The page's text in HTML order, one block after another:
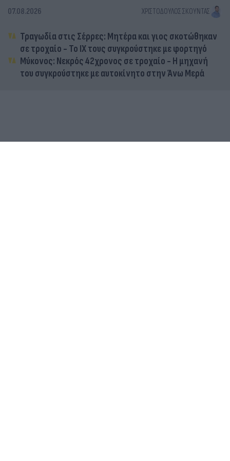
07.08.2026 ΧΡΙΣΤΌΔΟΥΛΟΣ ΣΚΟΎΝΤΑΣ
Τραγωδία στις Σέρρες: Μητέρα και γιος σκοτώθηκαν
σε τροχαίο - Το ΙΧ τους συγκρούστηκε με φορτηγό
Μύκονος: Νεκρός 42χρονος σε τροχαίο - Η μηχανή
του συγκρούστηκε με αυτοκίνητο στην Άνω Μερά